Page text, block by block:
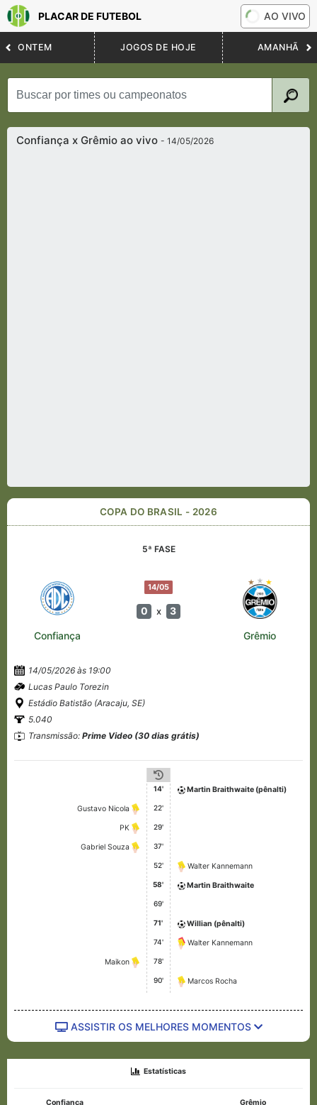
PLACAR DE FUTEBOL AO VIVO
ONTEM JOGOS DE HOJE AMANHÃ
Confiança x Grêmio ao vivo- 14/05/2026
COPA DO BRASIL - 2026
5ª FASE
14/05
0 x 3
Confiança Grêmio
14/05/2026 às 19:00
Lucas Paulo Torezin
Estádio Batistão (Aracaju, SE)
5.040
Transmissão: Prime Video (30 dias grátis)
14' Martin Braithwaite (pênalti)
Gustavo Nicola 22'
PK 29'
Gabriel Souza 37'
52' Walter Kannemann
58' Martin Braithwaite
69'
71' Willian (pênalti)
74' Walter Kannemann
Maikon 78'
90' Marcos Rocha
ASSISTIR OS MELHORES MOMENTOS
Estatísticas
Confiança Grêmio